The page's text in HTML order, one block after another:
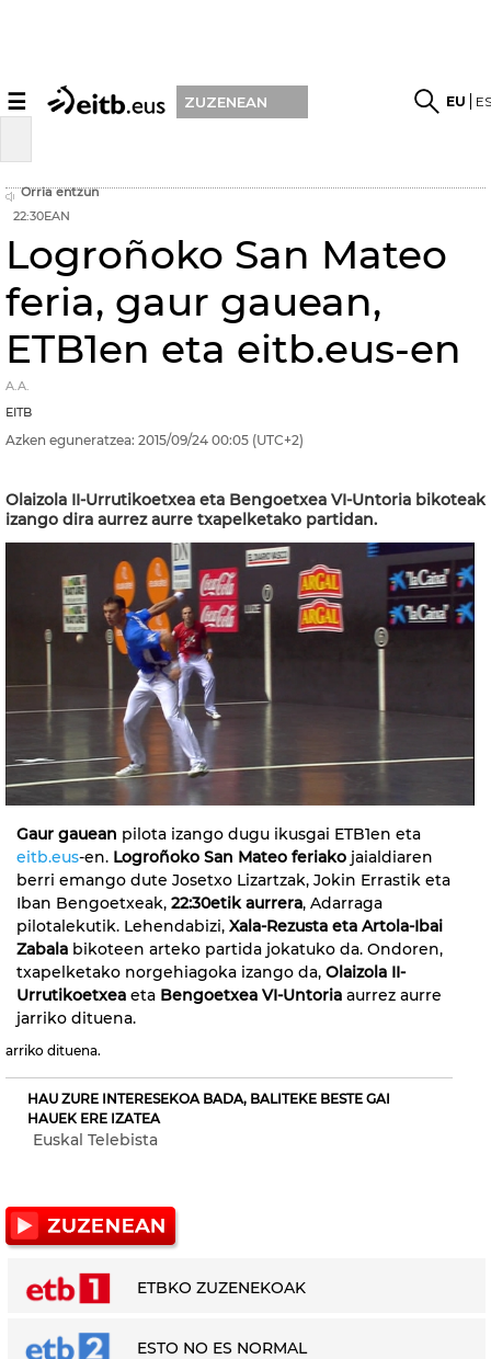
☰ ZUZENEAN EU
Orria entzun
22:30EAN
Logroñoko San Mateo
feria, gaur gauean,
ETB1en eta eitb.eus-en
A.A.
EITB
Azken eguneratzea: 2015/09/24 00:05 (UTC+2)
Olaizola II-Urrutikoetxea eta Bengoetxea VI-Untoria bikoteak
izango dira aurrez aurre txapelketako partidan.
Gaur gauean pilota izango dugu ikusgai ETB1en eta
eitb.eus-en. Logroñoko San Mateo feriako jaialdiaren
berri emango dute Josetxo Lizartzak, Jokin Errastik eta
Iban Bengoetxeak, 22:30etik aurrera, Adarraga
pilotalekutik. Lehendabizi, Xala-Rezusta eta Artola-Ibai
Zabala bikoteen arteko partida jokatuko da. Ondoren,
txapelketako norgehiagoka izango da, Olaizola II-
Urrutikoetxea eta Bengoetxea VI-Untoria aurrez aurre
jarriko dituena.
arriko dituena.
HAU ZURE INTERESEKOA BADA, BALITEKE BESTE GAI
HAUEK ERE IZATEA
Euskal Telebista
ETBKO ZUZENEKOAK
ESTO NO ES NORMAL